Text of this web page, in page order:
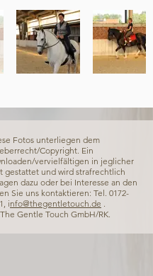
Fotos unterliegen dem
Copyright. Ein
vervielfältigen in jeglicher
gestattet und wird strafrechtlich
dazu oder bei Interesse an den
Sie uns kontaktieren: Tel. 0172-
, info@thegentletouch.de .
Gentle Touch GmbH/RK.